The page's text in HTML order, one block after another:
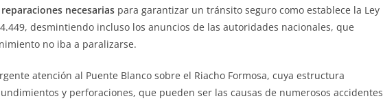
necesarias para garantizar un tránsito seguro como establece la Ley
desmintiendo incluso los anuncios de las autoridades nacionales, que
no iba a paralizarse.
atención al Puente Blanco sobre el Riacho Formosa, cuya estructura
y perforaciones, que pueden ser las causas de numerosos accidentes